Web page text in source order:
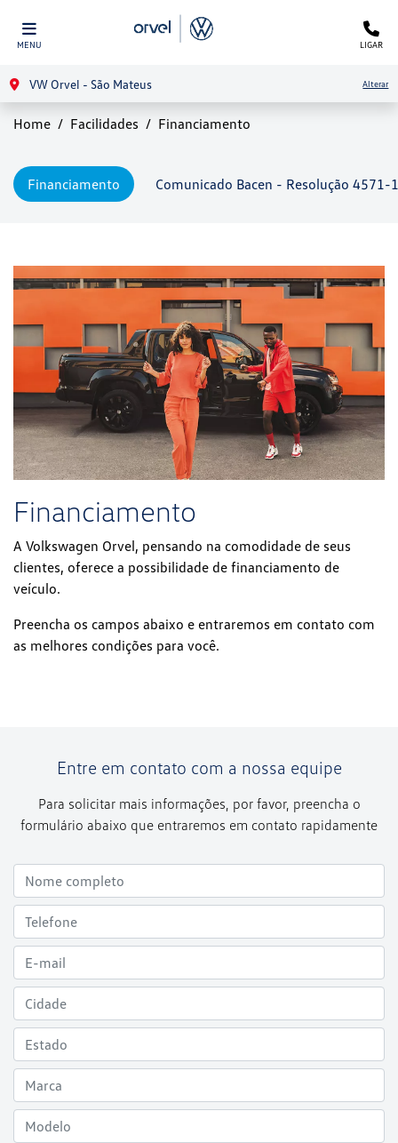
MENU LIGAR
VW Orvel - São Mateus Alterar
Home Facilidades Financiamento
Financiamento Comunicado Bacen - Resolução 4571-1
Financiamento
A Volkswagen Orvel, pensando na comodidade de seus
clientes, oferece a possibilidade de financiamento de
veículo.
Preencha os campos abaixo e entraremos em contato com
as melhores condições para você.
Entre em contato com a nossa equipe
Para solicitar mais informações, por favor, preencha o
formulário abaixo que entraremos em contato rapidamente